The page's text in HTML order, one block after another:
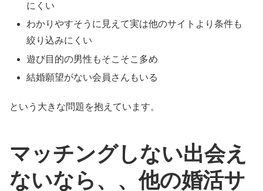
にくい
わかりやすそうに見えて実は他のサイトより条件も
絞り込みにくい
遊び目的の男性もそこそこ多め
結婚願望がない会員さんもいる
という大きな問題を抱えています。
マッチングしない出会え
ないなら、、他の婚活サ